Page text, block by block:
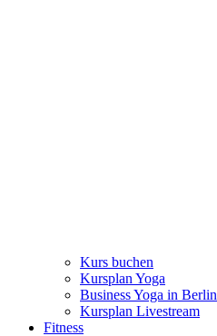
Kurs buchen
Kursplan Yoga
Business Yoga in Berlin
Kursplan Livestream
Fitness